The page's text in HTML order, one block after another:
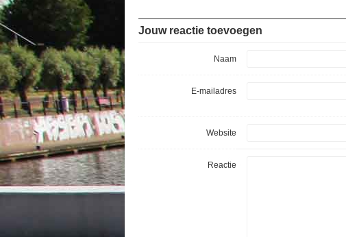
Jouw reactie toevoegen
Naam
E-mailadres
Website
Reactie